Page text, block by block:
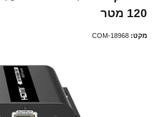
120 מטר
מקט: COM-18968